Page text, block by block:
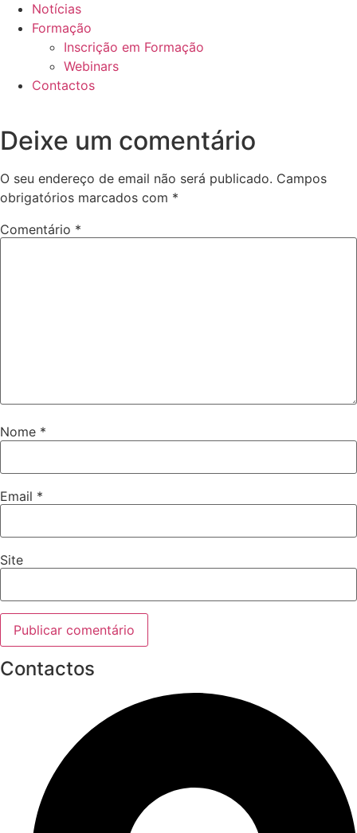
Notícias
Formação
Inscrição em Formação
Webinars
Contactos
Deixe um comentário
O seu endereço de email não será publicado. Campos
obrigatórios marcados com *
Comentário *
Nome *
Email *
Site
Contactos